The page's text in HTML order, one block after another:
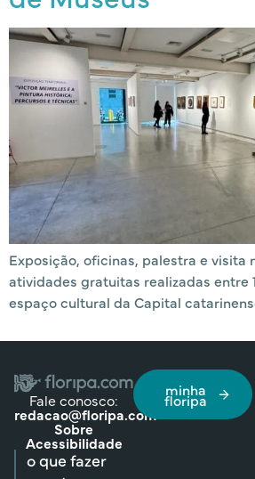
Exposição, oficinas, palestra e visita
atividades gratuitas realizadas entre
espaço cultural da Capital
Fale conosco:
redacao@floripa.com
Sobre
Acessibilidade
minha
floripa
o que fazer